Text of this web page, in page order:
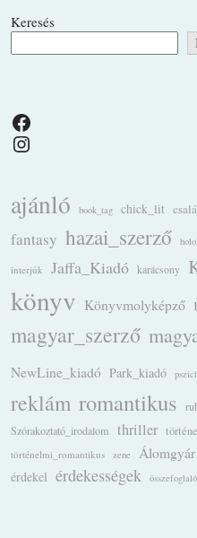
Keresés
Facebook
Instagram
ajánló book_tag chick_lit
fantasy hazai_szerző
interjúk Jaffa_Kiadó karácsony
könyv Könyvmolyképző
magyar_szerző
NewLine_kiadó Park_kiadó
reklám romantikus
Szórakoztató_irodalom thriller
történelmi_romantikus
zene Álomgyár
érdekel érdekességek összefoglaló